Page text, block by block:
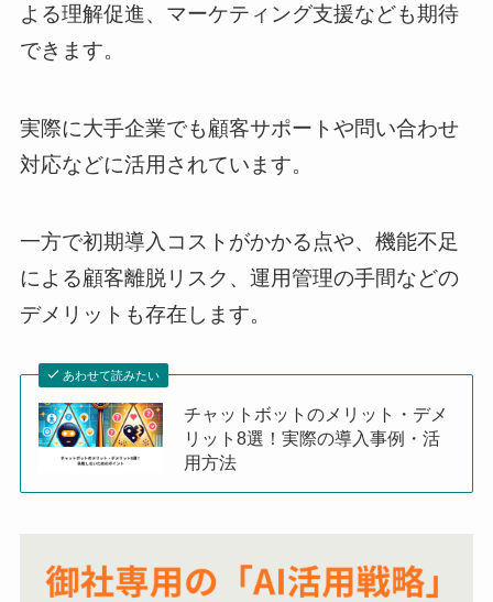
よる理解促進、マーケティング支援なども期待
できます。
実際に大手企業でも顧客サポートや問い合わせ
対応などに活用されています。
一方で初期導入コストがかかる点や、機能不足
による顧客離脱リスク、運用管理の手間などの
デメリットも存在します。
あわせて読みたい
チャットボットのメリット・デメ
リット8選！実際の導入事例・活
用方法